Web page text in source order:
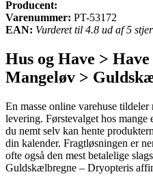
Producent:
Varenummer: PT-53172
EAN: Vurderet til 4.8 ud af 5
Hus og Have >
Mangeløv >
En masse online varehuse
levering. Førstevalget hos mange
du nemt selv kan hente
din kalender. Fragtløsningen er
ofte også den mest betalelige
Guldskælbregne – Dryopteris